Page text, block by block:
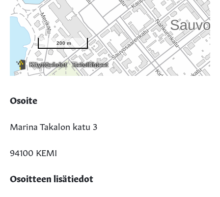
Osoite
Marina Takalon katu 3
94100 KEMI
Osoitteen lisätiedot